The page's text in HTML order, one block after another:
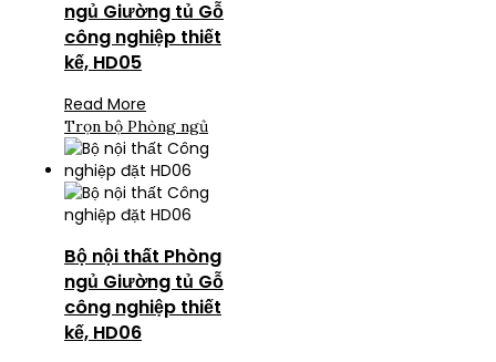
ngủ Giường tủ Gỗ
công nghiệp thiết
kế, HD05
Read More
Trọn bộ Phòng ngủ
Bộ nội thất Phòng
ngủ Giường tủ Gỗ
công nghiệp thiết
kế, HD06